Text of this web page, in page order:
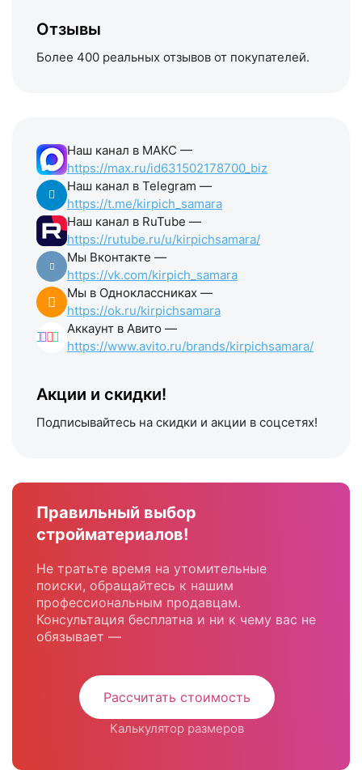
Отзывы
Более 400 реальных отзывов от покупателей.
Наш канал в МАКС —
https://max.ru/id631502178700_biz
Наш канал в Telegram —
https://t.me/kirpich_samara
Наш канал в RuTube —
https://rutube.ru/u/kirpichsamara/
Мы Вконтакте —
https://vk.com/kirpich_samara
Мы в Одноклассниках —
https://ok.ru/kirpichsamara
Аккаунт в Авито —
https://www.avito.ru/brands/kirpichsamara/
Акции и скидки!
Подписывайтесь на скидки и акции в соцсетях!
Правильный выбор
стройматериалов!
Не тратьте время на утомительные
поиски, обращайтесь к нашим
профессиональным продавцам.
Консультация бесплатна и ни к чему вас не
обязывает —
Рассчитать стоимость
Калькулятор размеров